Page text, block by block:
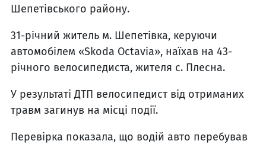
Шепетівського району.
31-річний житель м. Шепетівка, керуючи
автомобілем «Skoda Octavia», наїхав на 43-
річного велосипедиста, жителя с. Плесна.
У результаті ДТП велосипедист від отриманих
травм загинув на місці події.
Перевірка показала, що водій авто перебував